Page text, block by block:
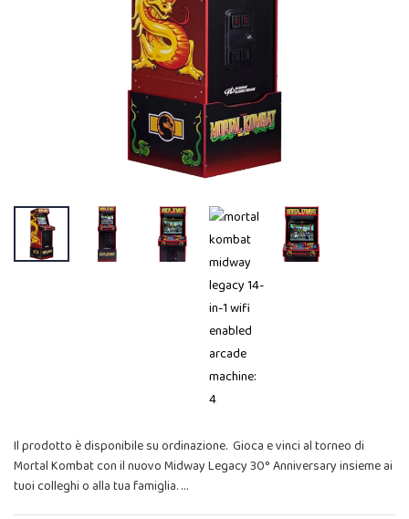
Il prodotto è disponibile su ordinazione. Gioca e vinci al torneo di
Mortal Kombat con il nuovo Midway Legacy 30° Anniversary insieme ai
tuoi colleghi o alla tua famiglia. …